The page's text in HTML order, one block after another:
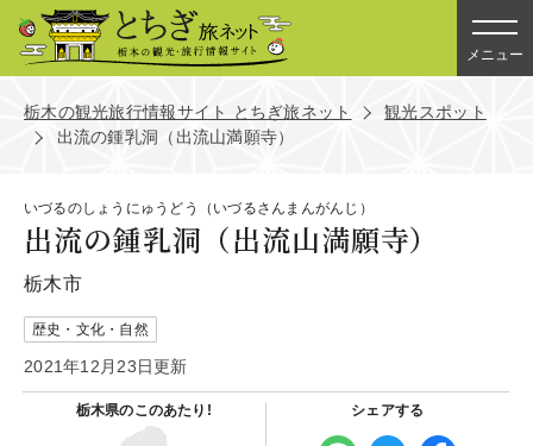
メニュー
栃木の観光旅行情報サイト とちぎ旅ネット
観光スポット
出流の鍾乳洞（出流山満願寺）
いづるのしょうにゅうどう（いづるさんまんがんじ）
出流の鍾乳洞（出流山満願寺）
栃木市
歴史・文化・自然
2021年12月23日更新
栃木県のこのあたり! シェアする